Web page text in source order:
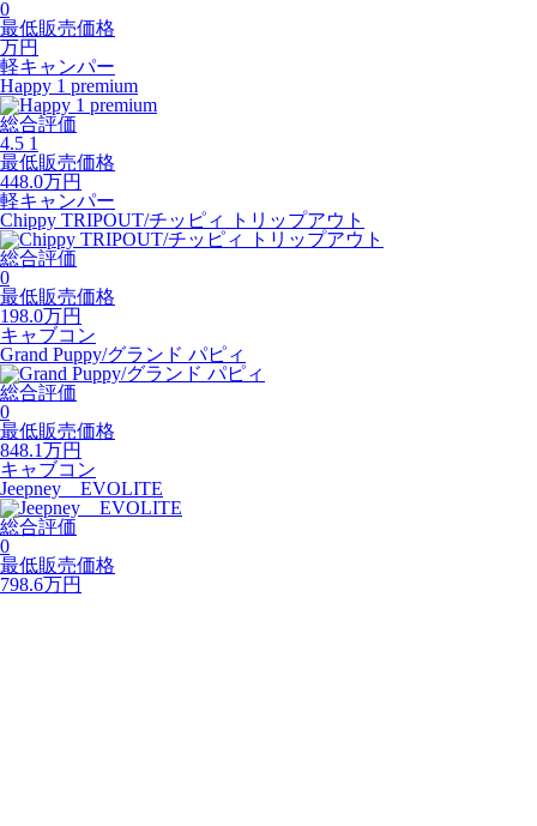
0
最低販売価格
万円
軽キャンパー
Happy 1 premium
総合評価
4.5 1
最低販売価格
448.0万円
軽キャンパー
Chippy TRIPOUT/チッピィ トリップアウト
総合評価
0
最低販売価格
198.0万円
キャブコン
Grand Puppy/グランド パピィ
総合評価
0
最低販売価格
848.1万円
キャブコン
Jeepney EVOLITE
総合評価
0
最低販売価格
798.6万円